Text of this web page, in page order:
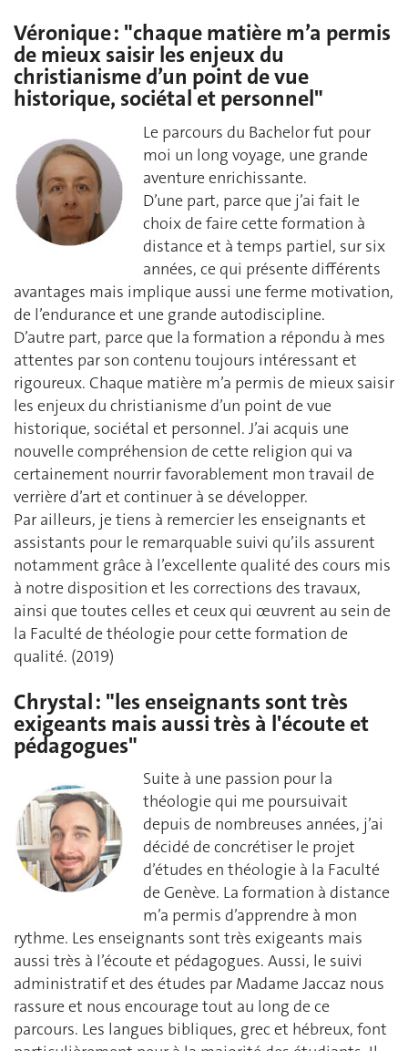
Véronique : "chaque matière m’a permis
de mieux saisir les enjeux du
christianisme d’un point de vue
historique, sociétal et personnel"
Le parcours du Bachelor fut pour
moi un long voyage, une grande
aventure enrichissante.
D’une part, parce que j’ai fait le
choix de faire cette formation à
distance et à temps partiel, sur six
années, ce qui présente différents
avantages mais implique aussi une ferme motivation,
de l’endurance et une grande autodiscipline.
D’autre part, parce que la formation a répondu à mes
attentes par son contenu toujours intéressant et
rigoureux. Chaque matière m’a permis de mieux saisir
les enjeux du christianisme d’un point de vue
historique, sociétal et personnel. J’ai acquis une
nouvelle compréhension de cette religion qui va
certainement nourrir favorablement mon travail de
verrière d’art et continuer à se développer.
Par ailleurs, je tiens à remercier les enseignants et
assistants pour le remarquable suivi qu’ils assurent
notamment grâce à l’excellente qualité des cours mis
à notre disposition et les corrections des travaux,
ainsi que toutes celles et ceux qui œuvrent au sein de
la Faculté de théologie pour cette formation de
qualité. (2019)
Chrystal : "les enseignants sont très
exigeants mais aussi très à l'écoute et
pédagogues"
Suite à une passion pour la
théologie qui me poursuivait
depuis de nombreuses années, j’ai
décidé de concrétiser le projet
d’études en théologie à la Faculté
de Genève. La formation à distance
m’a permis d’apprendre à mon
rythme. Les enseignants sont très exigeants mais
aussi très à l’écoute et pédagogues. Aussi, le suivi
administratif et des études par Madame Jaccaz nous
rassure et nous encourage tout au long de ce
parcours. Les langues bibliques, grec et hébreux, font